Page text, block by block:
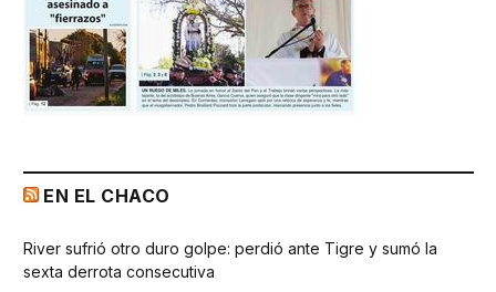
EN EL CHACO
River sufrió otro duro golpe: perdió ante Tigre y sumó la
sexta derrota consecutiva